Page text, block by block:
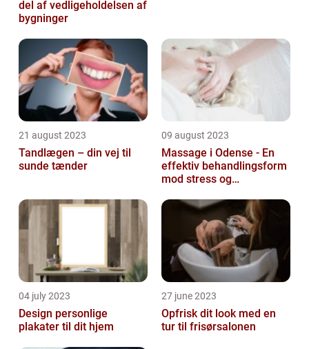
del af vedligeholdelsen af
bygninger
21 august 2023
Tandlægen – din vej til
sunde tænder
09 august 2023
Massage i Odense - En
effektiv behandlingsform
mod stress og
04 july 2023
Design personlige
plakater til dit hjem
27 june 2023
Opfrisk dit look med en
tur til frisørsalonen